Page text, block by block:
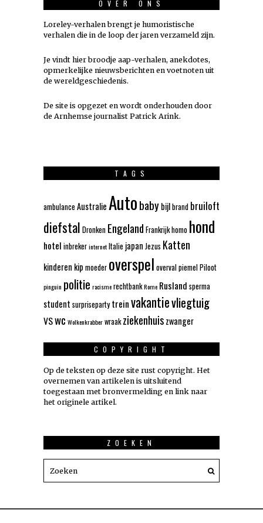
OVER ONS
Loreley-verhalen brengt je humoristische
verhalen die in de loop der jaren verzameld zijn.
Je vindt hier broodje aap-verhalen, anekdotes,
opmerkelijke nieuwsberichten en voetnoten uit
de wereldgeschiedenis.
De site is opgezet en wordt onderhouden door
de Arnhemse journalist Patrick Arink.
TAGS
ambulance AustralieAutobabybijlbrand bruiloft
diefstal Dronken Engeland Frankrijkhomo hond
hotel inbrekerinternetItalie japan Jezus Katten
kinderen kip moeder overspel overvalpiemelPiloot
pinguin politie racismerechtbankRome Rusland sperma
student surpriseparty treinvakantievliegtuig
VSwc Wolkenkrabberwraak ziekenhuiszwanger
COPYRIGHT
Op de teksten op deze site rust copyright. Het
overnemen van artikelen is uitsluitend
toegestaan met bronvermelding en link naar
het originele artikel.
ZOEKEN